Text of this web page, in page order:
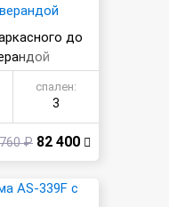
до
спален:
3
₽ 82 400